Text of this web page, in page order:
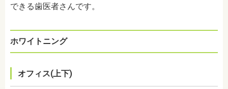
できる歯医者さんです。
ホワイトニング
オフィス(上下)